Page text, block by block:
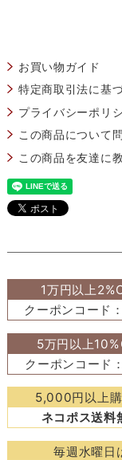
お買い物ガイド
特定商取引法に基
プライバシーポリ
この商品について
この商品を友達に
1万円以上
クーポンコード：
5万円以上
クーポンコード：
5,000円以上
ネコポス送料
毎週水曜日